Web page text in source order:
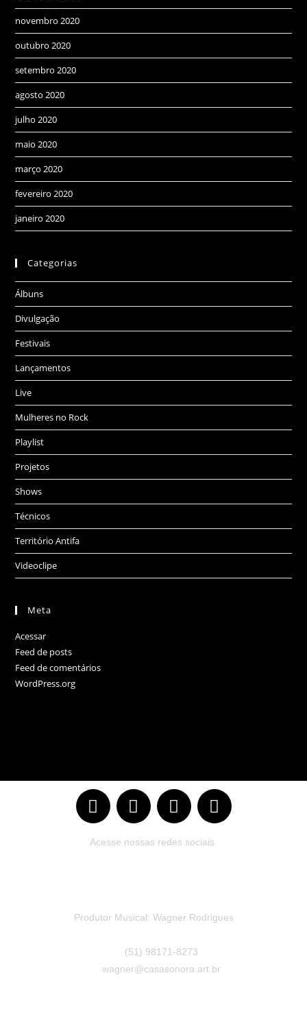
novembro 2020
outubro 2020
setembro 2020
agosto 2020
julho 2020
maio 2020
março 2020
fevereiro 2020
janeiro 2020
Categorias
Álbuns
Divulgação
Festivais
Lançamentos
Live
Mulheres no Rock
Playlist
Projetos
Shows
Técnicos
Território Antifa
Videoclipe
Meta
Acessar
Feed de posts
Feed de comentários
WordPress.org
Acesse nossas redes sociais.
Produtor Musical: Wagner Rodrigues
(51) 98171-8273
wagner@casasonora.art.br